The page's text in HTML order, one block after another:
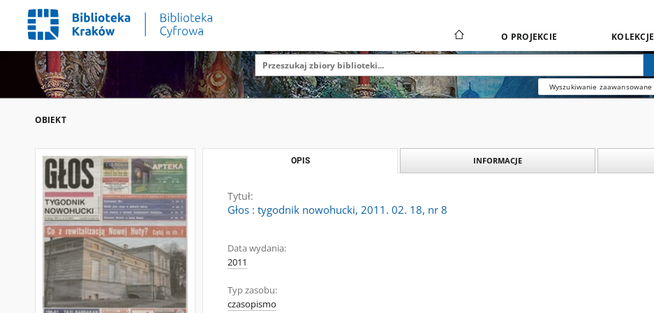
O PROJEKCIE KOLEKCJE
Wyszukiwanie zaawansowane
OBIEKT
OPIS INFORMACJE
Tytuł:
Głos : tygodnik nowohucki, 2011. 02. 18, nr 8
Data wydania:
2011
Typ zasobu:
czasopismo